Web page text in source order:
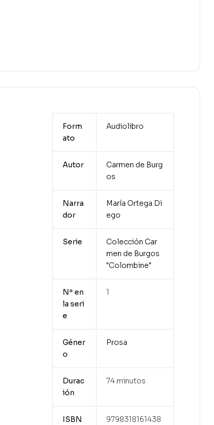
Form
ato
Audiolibro
Autor
Carmen de Burg
os
Narra
dor
María Ortega Di
ego
Serie
Colección Car
men de Burgos
"Colombine"
Nº en
la seri
e
1
Géner
o
Prosa
Durac
ión
74 minutos
ISBN 9798318161438